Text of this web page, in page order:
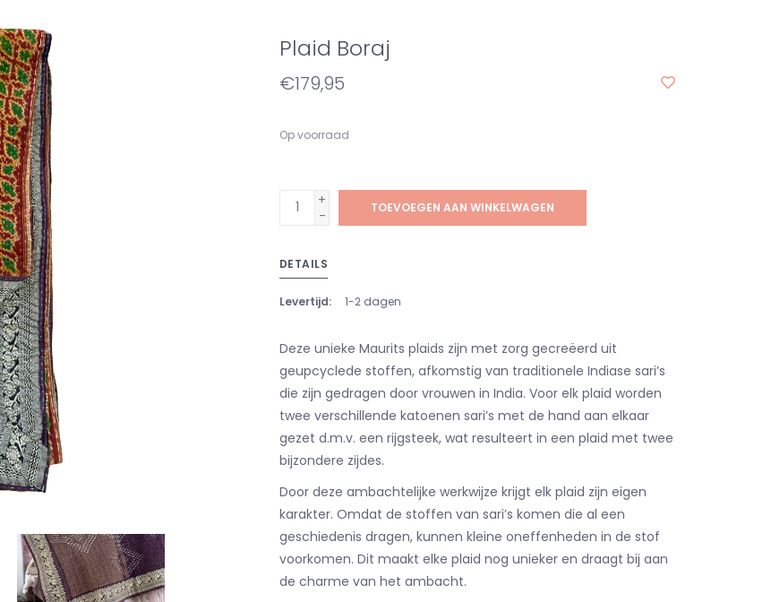
Plaid Boraj
€179,95
Op voorraad
+
-
TOEVOEGEN AAN WINKELWAGEN
DETAILS
Levertijd: 1-2 dagen
Deze unieke Maurits plaids zijn met zorg gecreëerd uit
geupcyclede stoffen, afkomstig van traditionele Indiase sari’s
die zijn gedragen door vrouwen in India. Voor elk plaid worden
twee verschillende katoenen sari’s met de hand aan elkaar
gezet d.m.v. een rijgsteek, wat resulteert in een plaid met twee
bijzondere zijdes.
Door deze ambachtelijke werkwijze krijgt elk plaid zijn eigen
karakter. Omdat de stoffen van sari’s komen die al een
geschiedenis dragen, kunnen kleine oneffenheden in de stof
voorkomen. Dit maakt elke plaid nog unieker en draagt bij aan
de charme van het ambacht.